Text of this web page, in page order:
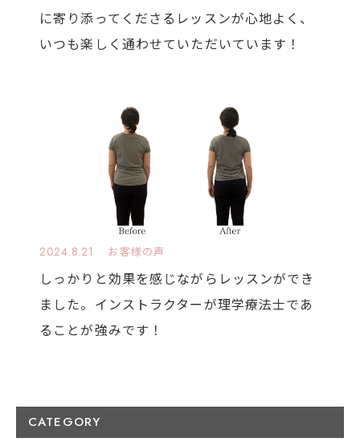
に寄り添ってくださるレッスンが心地よく、
いつも楽しく通わせていただいています！
2024.8.21 お客様の声
しっかりと効果を感じながらレッスンができ
ました。インストラクターが理学療法士であ
ることが強みです！
CATEGORY